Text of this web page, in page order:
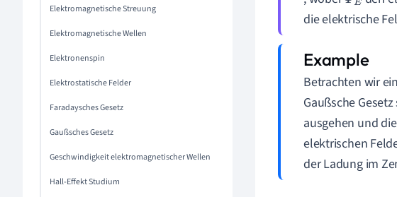
Elektromagnetische Streuung
Elektromagnetische Wellen
Elektronenspin
Elektrostatische Felder
Faradaysches Gesetz
Gaußsches Gesetz
Geschwindigkeit elektromagnetischer Wellen
Hall-Effekt Studium
die elektrische
Betrachten wir
Gaußsche
ausgehen und
elektrischen
der Ladung im